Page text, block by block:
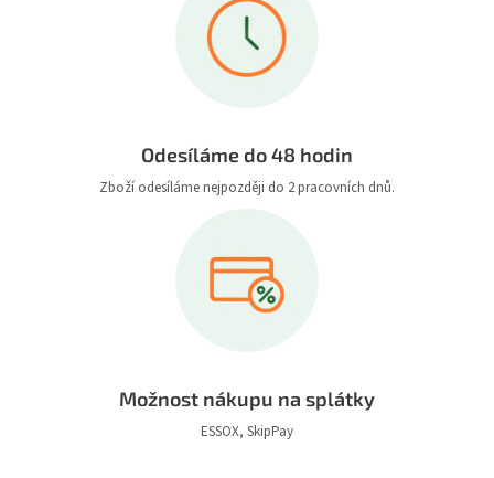
Odesíláme do 48 hodin
Zboží odesíláme nejpozději do 2 pracovních dnů.
Možnost nákupu na splátky
ESSOX, SkipPay